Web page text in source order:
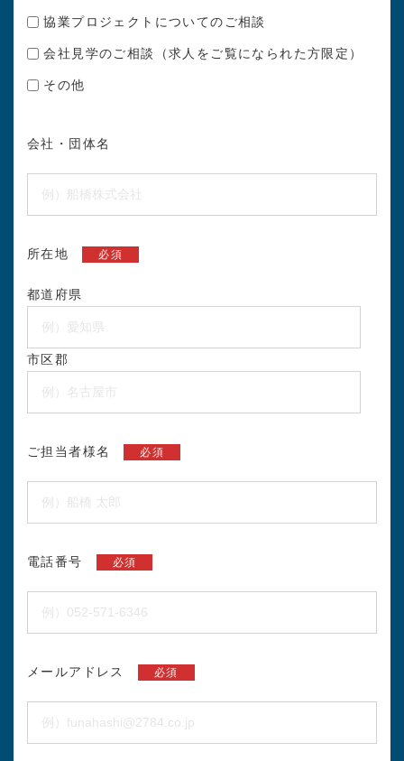
協業プロジェクトについてのご相談
会社見学のご相談（求人をご覧になられた方限定）
その他
会社・団体名
所在地 必須
都道府県
市区郡
ご担当者様名 必須
電話番号 必須
メールアドレス 必須